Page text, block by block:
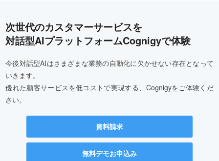
次世代のカスタマーサービスを
対話型AIプラットフォームCognigyで体験
今後対話型AIはさまざまな業務の自動化に欠かせない存在となって
いきます。
優れた顧客サービスを低コストで実現する、Cognigyをご体験くだ
さい。
資料請求
無料デモお申込み